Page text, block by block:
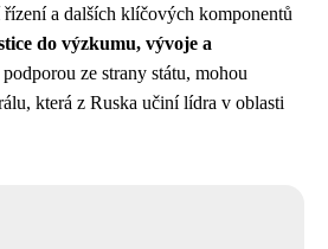
a dalších klíčových komponentů
do výzkumu, vývoje a
podporou ze strany státu, mohou
která z Ruska učiní lídra v oblasti